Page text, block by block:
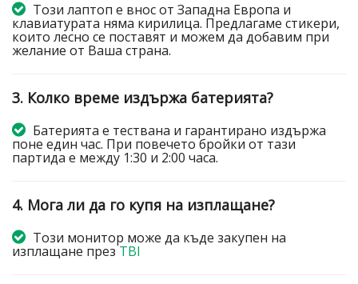
Този лаптоп е внос от Западна Европа и
клавиатурата няма кирилица. Предлагаме стикери,
които лесно се поставят и можем да добавим при
желание от Ваша страна.
3. Колко време издържа батерията?
Батерията е тествана и гарантирано издържа
поне един час. При повечето бройки от тази
партида е между 1:30 и 2:00 часа.
4. Мога ли да го купя на изплащане?
Този монитор може да къде закупен на
изплащане презTBI